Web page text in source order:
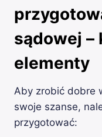
sądowej –
elementy
Aby zrobić dobre
swoje szanse,
przygotować: